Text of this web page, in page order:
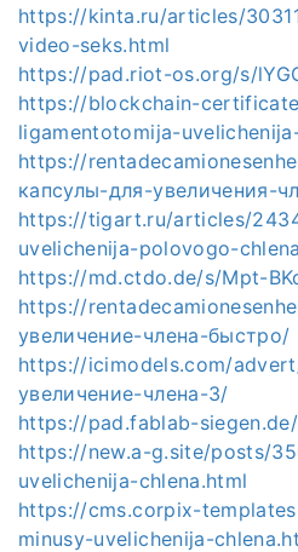
https://kinta.ru/articles/
video-seks.html
https://pad.riot-os.org/s/
https://blockchain-
ligamentotomija-
https://
капсулы-для-увеличения-
https://tigart.ru/articles/
uvelichenija-polovogo-
https://md.ctdo.de/s/Mpt-
https://
увеличение-члена-быстро/
https://icimodels.com/
увеличение-члена-3/
https://pad.fablab-
https://new.a-g.site/posts/
uvelichenija-chlena.html
https://cms.corpix-
minusy-uvelichenija-